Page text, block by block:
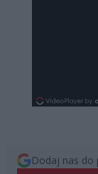
Dodaj nas do